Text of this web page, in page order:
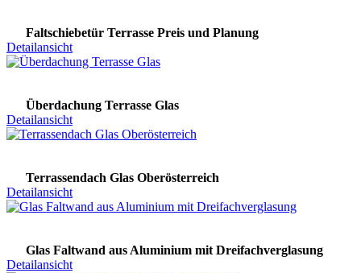
Faltschiebetür Terrasse Preis und Planung
Detailansicht
Überdachung Terrasse Glas
Detailansicht
Terrassendach Glas Oberösterreich
Detailansicht
Glas Faltwand aus Aluminium mit Dreifachverglasung
Detailansicht